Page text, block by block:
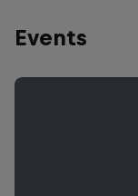
Events